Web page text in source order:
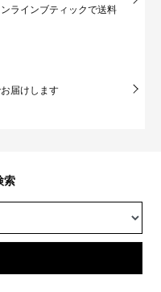
ラインブティックで送料
届けします
索